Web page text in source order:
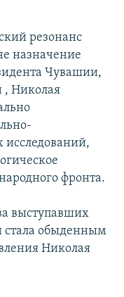
резонанс
назначение
Чувашии,
, Николая
исследований,
фронта.
выступавших
стала обыденным
Николая